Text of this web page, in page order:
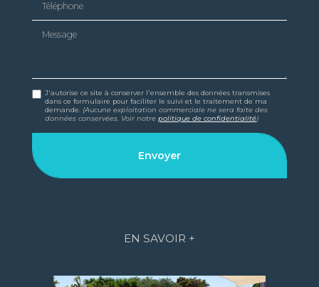
Message
J'autorise ce site à conserver l'ensemble des données transmises
dans ce formulaire pour faciliter le suivi et le traitement de ma
demande. (Aucune exploitation commerciale ne sera faite des
données conservées. Voir notrepolitique de confidentialité)
EN SAVOIR +